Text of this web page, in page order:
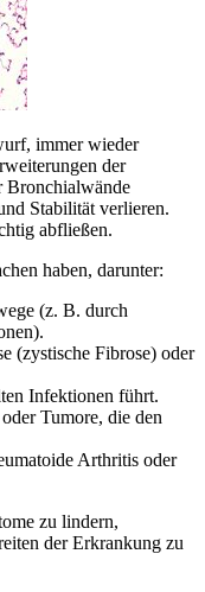
immer wieder
der
Bronchialwände
Stabilität verlieren.
abfließen.
haben, darunter:
(z. B. durch
(zystische Fibrose) oder
Infektionen führt.
Tumore, die den
Arthritis oder
zu lindern,
der Erkrankung zu